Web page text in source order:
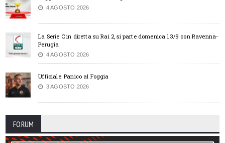
4 AGOSTO 2026
La Serie C in diretta su Rai 2, si parte domenica 13/9 con Ravenna-
Perugia
4 AGOSTO 2026
Ufficiale: Panico al Foggia
3 AGOSTO 2026
FORUM